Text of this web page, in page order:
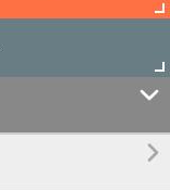

